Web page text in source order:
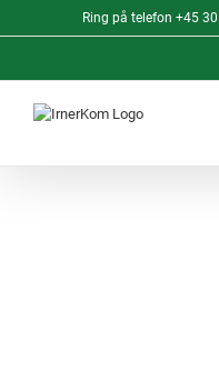
Ring på telefon +45